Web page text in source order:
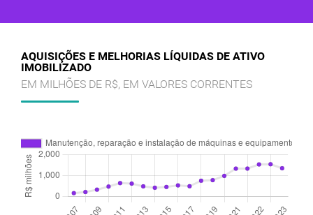
AQUISIÇÕES E MELHORIAS LÍQUIDAS DE ATIVO
IMOBILIZADO
EM MILHÕES DE R$, EM VALORES CORRENTES